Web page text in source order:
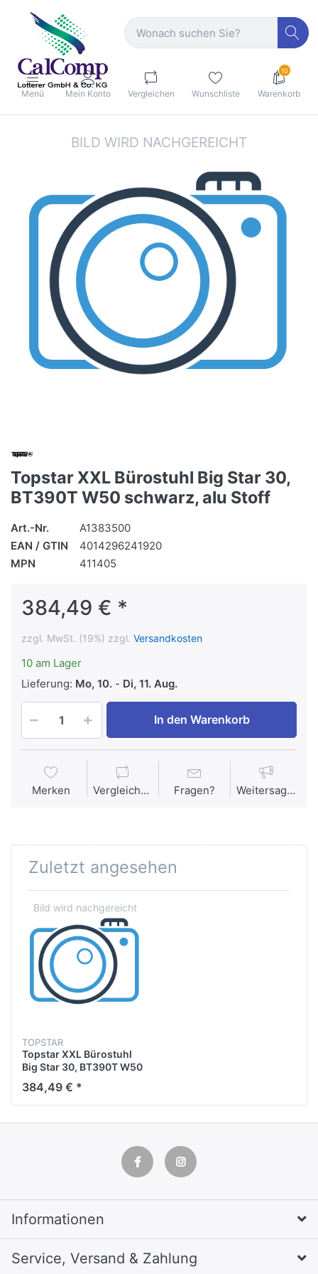
Menü Mein Konto Vergleichen Wunschliste
10
Warenkorb
Topstar XXL Bürostuhl Big Star 30,
BT390T W50 schwarz, alu Stoff
Art.-Nr.
A1383500
EAN / GTIN
4014296241920
MPN
411405
384,49 € *
zzgl. MwSt. (19%) zzgl. Versandkosten
10 am Lager
Lieferung: Mo, 10. - Di, 11. Aug.
In den Warenkorb
Merken Vergleichen Fragen? Weitersagen
Zuletzt angesehen
TOPSTAR
Topstar XXL Bürostuhl
Big Star 30, BT390T W50
schwarz, alu Stoff
384,49 € *
Informationen
Service, Versand & Zahlung